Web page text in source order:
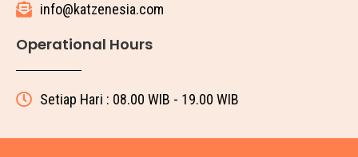
info@katzenesia.com
Operational Hours
Setiap Hari : 08.00 WIB - 19.00 WIB